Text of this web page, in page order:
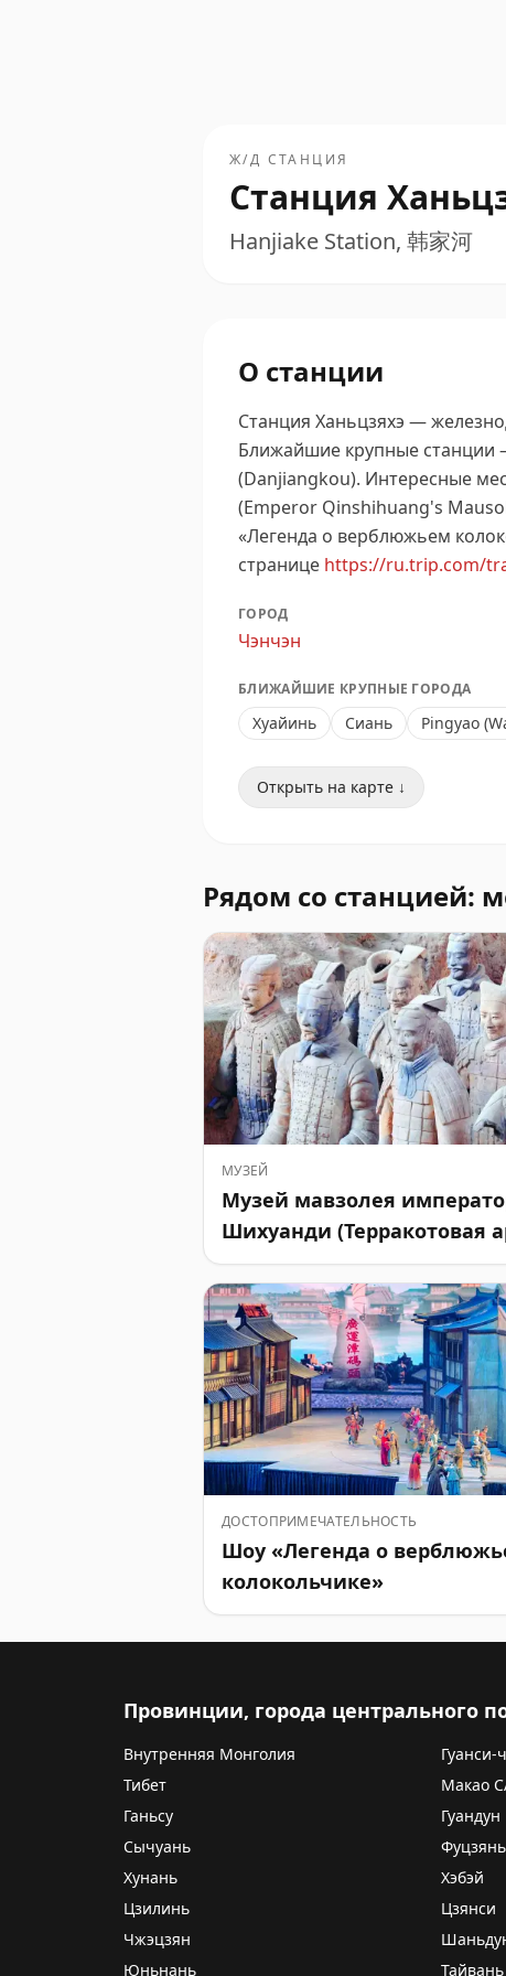
Ж/Д СТАНЦИЯ
Станция
Hanjiake Station, 韩家河
О станции
Станция Ханьцзяхэ —
Ближайшие крупные станции
(Danjiangkou). Интересные
(Emperor Qinshihuang's
«Легенда о верблюжьем
странице https://ru.trip.com/
ГОРОД
Чэнчэн
БЛИЖАЙШИЕ КРУПНЫЕ ГОРОДА
Хуайинь Сиань Pingyao
Открыть на карте ↓
Рядом со станцией:
МУЗЕЙ
Музей мавзолея
Шихуанди (Терракотовая
ДОСТОПРИМЕЧАТЕЛЬНОСТЬ
Шоу «Легенда о
колокольчике»
Провинции, города центрального
Внутренняя Монголия Гуанси-
Тибет
Макао
Ганьсу
Гуандун
Сычуань
Фуцзянь
Хунань
Хэбэй
Цзилинь
Цзянси
Чжэцзян
Юньнань
Тайвань